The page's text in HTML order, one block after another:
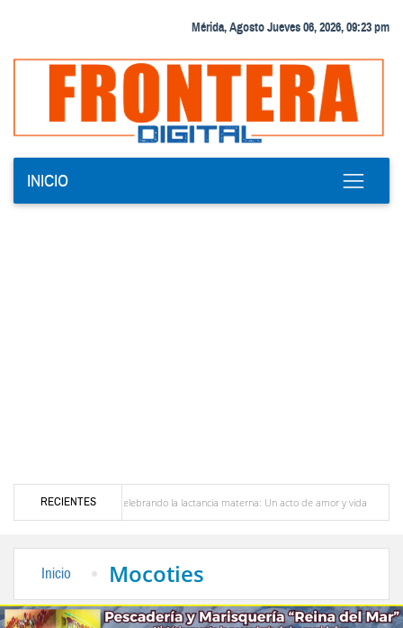
Mérida, Agosto Jueves 06, 2026, 09:23 pm
INICIO
RECIENTES
Celebrando la lactancia materna: Un acto de amor y vida
Murió José Breijo, el
Inicio Mocoties